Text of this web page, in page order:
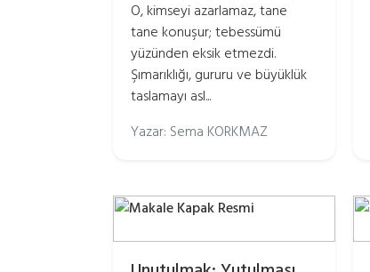
O, kimseyi azarlamaz, tane
tane konuşur; tebessümü
yüzünden eksik etmezdi.
Şımarıklığı, gururu ve büyüklük
taslamayı asl...
Yazar: Sema KORKMAZ